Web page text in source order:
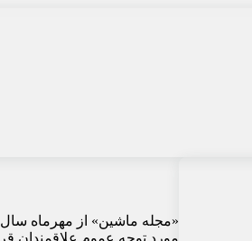
مورد توجه عموم علاقمندان